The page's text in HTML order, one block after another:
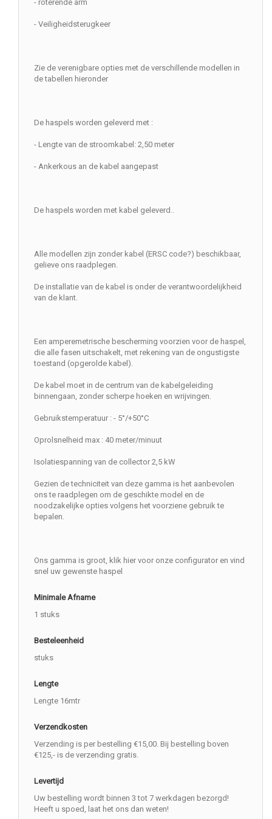
- roterende arm
- Veiligheidsterugkeer
Zie de verenigbare opties met de verschillende modellen in
de tabellen hieronder
De haspels worden geleverd met :
- Lengte van de stroomkabel: 2,50 meter
- Ankerkous an de kabel aangepast
De haspels worden met kabel geleverd..
Alle modellen zijn zonder kabel (ERSC code?) beschikbaar,
gelieve ons raadplegen.
De installatie van de kabel is onder de verantwoordelijkheid
van de klant.
Een amperemetrische bescherming voorzien voor de haspel,
die alle fasen uitschakelt, met rekening van de ongustigste
toestand (opgerolde kabel).
De kabel moet in de centrum van de kabelgeleiding
binnengaan, zonder scherpe hoeken en wrijvingen.
Gebruikstemperatuur : - 5°/+50°C
Oprolsnelheid max : 40 meter/minuut
Isolatiespanning van de collector 2,5 kW
Gezien de techniciteit van deze gamma is het aanbevolen
ons te raadplegen om de geschikte model en de
noodzakelijke opties volgens het voorziene gebruik te
bepalen.
Ons gamma is groot, klik hier voor onze configurator en vind
snel uw gewenste haspel
Minimale Afname
1 stuks
Besteleenheid
stuks
Lengte
Lengte 16mtr
Verzendkosten
Verzending is per bestelling €15,00. Bij bestelling boven
€125,- is de verzending gratis.
Levertijd
Uw bestelling wordt binnen 3 tot 7 werkdagen bezorgd!
Heeft u spoed, laat het ons dan weten!